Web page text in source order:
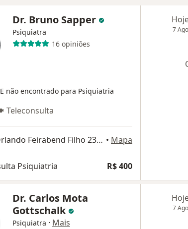
Dr. Bruno Sapper
Psiquiatra
16 opiniões
não encontrado para Psiquiatria
Teleconsulta
Rua Doutor Orlando Feirabend Filho 230, São José dos Campos • Mapa
Psiquiatria R$ 400
7 Ago
Dr. Carlos Mota
Gottschalk
Psiquiatra · Mais
7 Ago